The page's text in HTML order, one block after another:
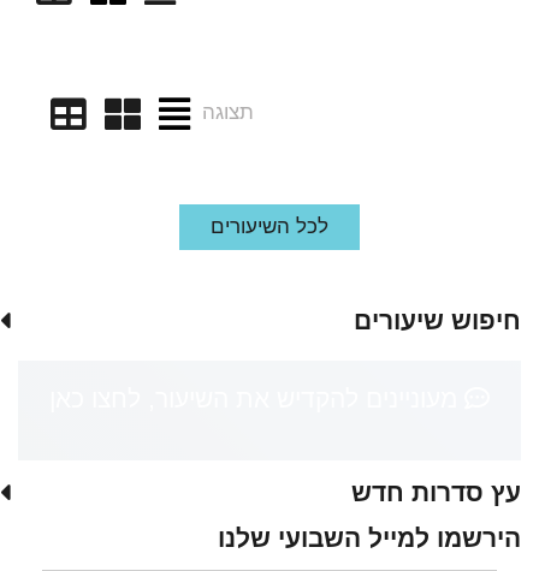
תצוגה
לכל השיעורים
חיפוש שיעורים
עץ סדרות חדש
הירשמו למייל השבועי שלנו